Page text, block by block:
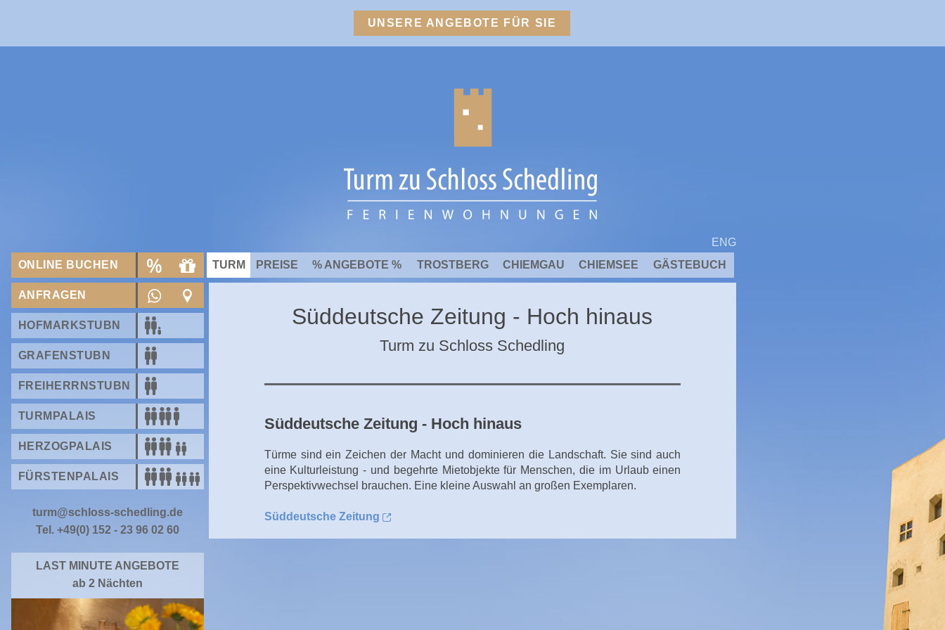
UNSERE ANGEBOTE FÜR SIE
TURM PREISE % ANGEBOTE % TROSTBERG CHIEMGAU CHIEMSEE GÄSTEBUCH
ONLINE BUCHEN
ANFRAGEN
HOFMARKSTUBN
GRAFENSTUBN
FREIHERRNSTUBN
TURMPALAIS
HERZOGPALAIS
FÜRSTENPALAIS
turm@schloss-schedling.de
Tel. +49(0) 152 - 23 96 02 60
LAST MINUTE ANGEBOTE
ab 2 Nächten
ENG
Süddeutsche Zeitung - Hoch hinaus
Turm zu Schloss Schedling
Süddeutsche Zeitung - Hoch hinaus
Türme sind ein Zeichen der Macht und dominieren die Landschaft. Sie sind auch
eine Kulturleistung - und begehrte Mietobjekte für Menschen, die im Urlaub einen
Perspektivwechsel brauchen. Eine kleine Auswahl an großen Exemplaren.
Süddeutsche Zeitung